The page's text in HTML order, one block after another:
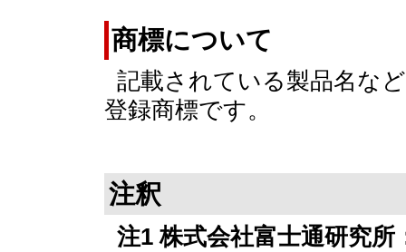
商標について
記載されている製品名な
登録商標です。
注釈
注1 株式会社富士通研究所